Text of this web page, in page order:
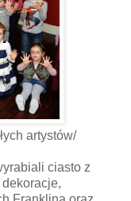
artystów/
ciasto z